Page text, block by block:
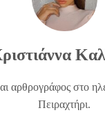
αρθρογράφος στο
Πειραχτήρι.